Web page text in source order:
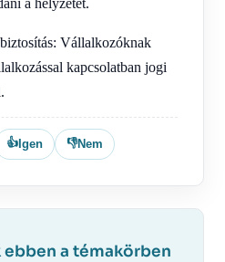
Vállalkozóknak
kapcsolatban jogi
👍 Igen 👎Nem
a témakörben